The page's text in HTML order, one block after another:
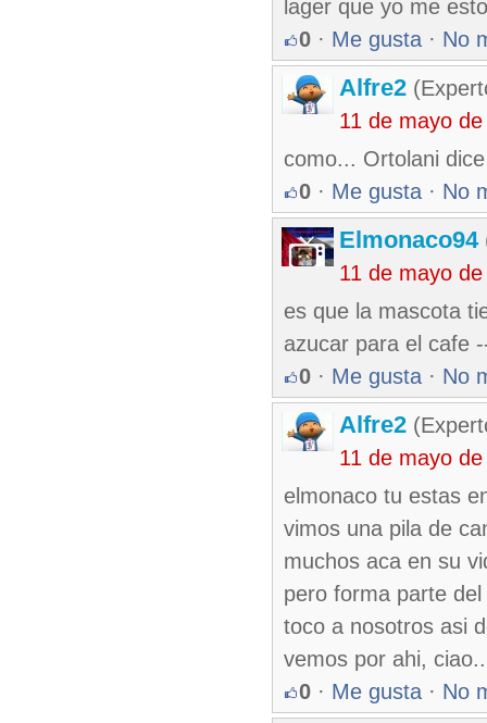
lager que yo me
0 · Me gusta · No
Alfre2
11 de mayo
como... Ortolani
0 · Me gusta · No
Elmonaco94
11 de mayo
es que la mascota
azucar para el cafe
0 · Me gusta · No
Alfre2
11 de mayo
elmonaco tu estas
vimos una pila de
muchos aca en su
pero forma parte
toco a nosotros asi
vemos por ahi,
0 · Me gusta · No